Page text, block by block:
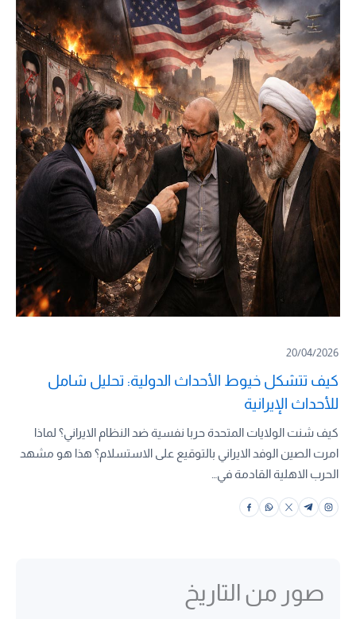
20/04/2026
كيف تتشكل خيوط الأحداث الدولية: تحليل شامل
للأحداث الإيرانية
كيف شنت الولايات المتحدة حربا نفسية ضد النظام الايراني؟ لماذا
امرت الصين الوفد الايراني بالتوقيع على الاستسلام؟ هذا هو مشهد
الحرب الاهلية القادمة في…
صور من التاريخ